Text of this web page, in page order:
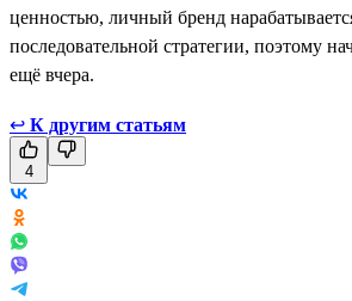
ценностью, личный бренд
последовательной стратегии, поэтому
ещё вчера.
↩ К другим статьям
4